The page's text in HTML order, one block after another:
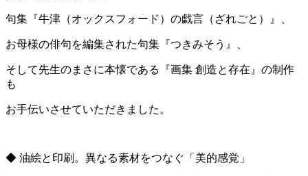
句集『牛津（オックスフォード）の戯言（ざれごと）』、
お母様の俳句を編集された句集『つきみそう』、
そして先生のまさに本懐である『画集 創造と存在』の制作
も
お手伝いさせていただきました。
◆ 油絵と印刷。異なる素材をつなぐ「美的感覚」